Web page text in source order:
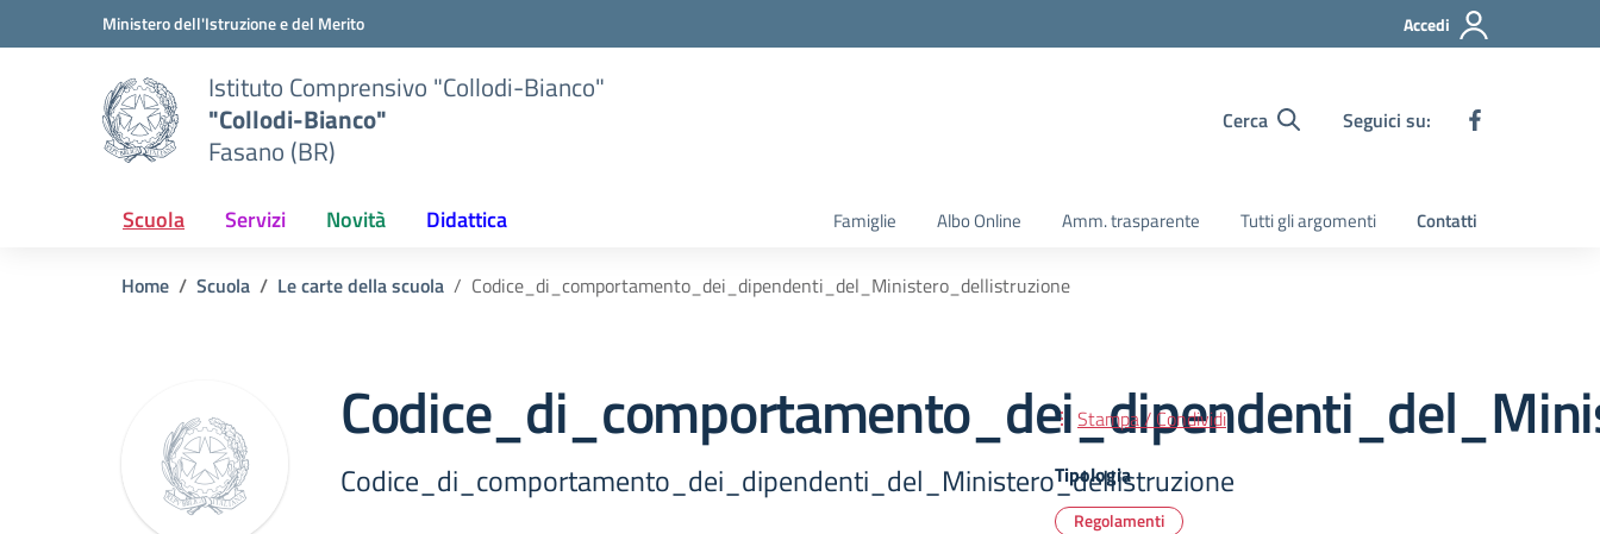
Vai ai contenuti
Vai al menu di navigazioneMinistero dell'Istruzione e del Merito Accedi
Istituto Comprensivo "Collodi-Bianco"
"Collodi-Bianco"
Fasano (BR)
Cerca Seguici su:
Scuola Servizi Novità Didattica Famiglie Albo Online Amm. trasparente Tutti gli argomenti Contatti
Home Scuola Le carte della scuola Codice_di_comportamento_dei_dipendenti_del_Ministero_dellistruzione
Codice_di_comportamento_dei_dipendenti_del_Ministero_dellistruzione
Stampa / Condividi
Tipologia
Regolamenti